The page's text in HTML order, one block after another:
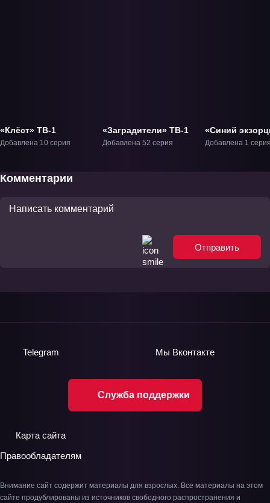
«Клёст» ТВ-1
Добавлена 10 серия
«Заградители» ТВ-1
Добавлена 52 серия
«Синий
Фильм-1
Добавлена 1
Комментарии
Отправить
Служба поддержки
Telegram Мы Вконтакте
Карта сайта
Правообладателям
Внимание сайт содержит материалы для взрослых. Все материалы на этом
сайте продублированы из источников свободного распространения и